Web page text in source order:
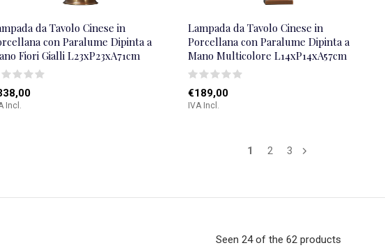
da Tavolo Cinese in
con Paralume Dipinta a
Fiori Gialli L23xP23xA71cm
Incl.
Lampada da Tavolo Cinese in
Porcellana con Paralume Dipinta a
Mano Multicolore L14xP14xA57cm
€189,00
IVA Incl.
1 2 3
Seen 24 of the 62 products